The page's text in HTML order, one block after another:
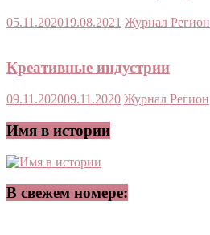
05.11.202019.08.2021 Журнал Регион
Креативные индустрии
09.11.202009.11.2020 Журнал Регион
Имя в истории
В свежем номере: